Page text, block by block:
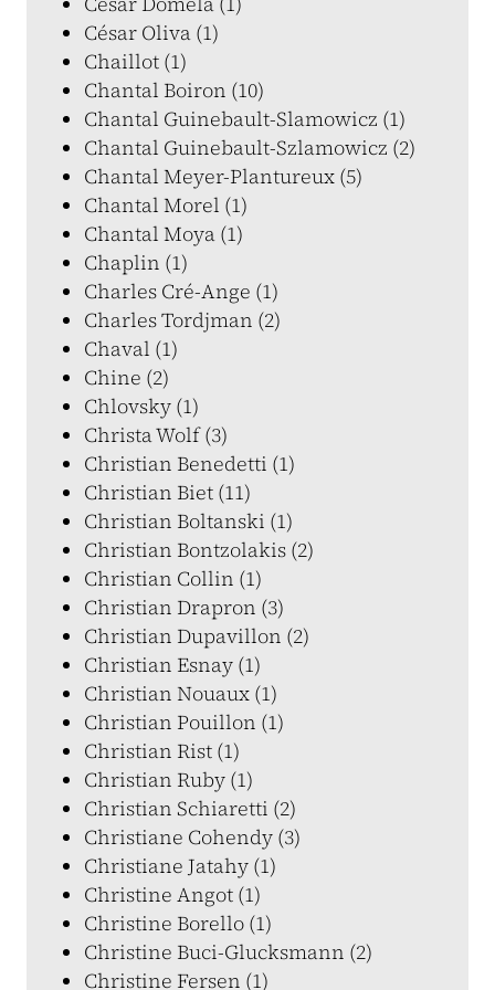
César Oliva (1)
Chaillot (1)
Chantal Boiron (10)
Chantal Guinebault-Slamowicz (1)
Chantal Guinebault-Szlamowicz (2)
Chantal Meyer-Plantureux (5)
Chantal Morel (1)
Chantal Moya (1)
Chaplin (1)
Charles Cré-Ange (1)
Charles Tordjman (2)
Chaval (1)
Chine (2)
Chlovsky (1)
Christa Wolf (3)
Christian Benedetti (1)
Christian Biet (11)
Christian Boltanski (1)
Christian Bontzolakis (2)
Christian Collin (1)
Christian Drapron (3)
Christian Dupavillon (2)
Christian Esnay (1)
Christian Nouaux (1)
Christian Pouillon (1)
Christian Rist (1)
Christian Ruby (1)
Christian Schiaretti (2)
Christiane Cohendy (3)
Christiane Jatahy (1)
Christine Angot (1)
Christine Borello (1)
Christine Buci-Glucksmann (2)
Christine Fersen (1)